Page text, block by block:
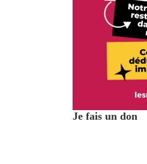
Je fais un don